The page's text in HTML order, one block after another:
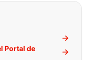
lo que está
Portal de